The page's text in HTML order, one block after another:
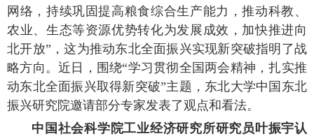
网络，持续巩固提高粮食综合生产能力，推动科教、
农业、生态等资源优势转化为发展成效，加快推进向
北开放”，这为推动东北全面振兴实现新突破指明了战
略方向。近日，围绕“学习贯彻全国两会精神，扎实推
动东北全面振兴取得新突破”主题，东北大学中国东北
振兴研究院邀请部分专家发表了观点和看法。
中国社会科学院工业经济研究所研究员叶振宇认